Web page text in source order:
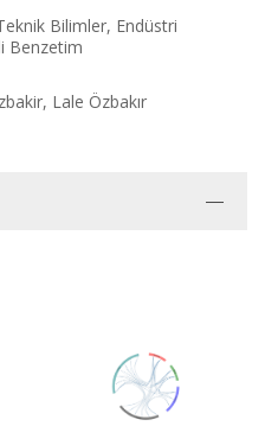
Bilimler, Endüstri
Benzetim
Lale Özbakır